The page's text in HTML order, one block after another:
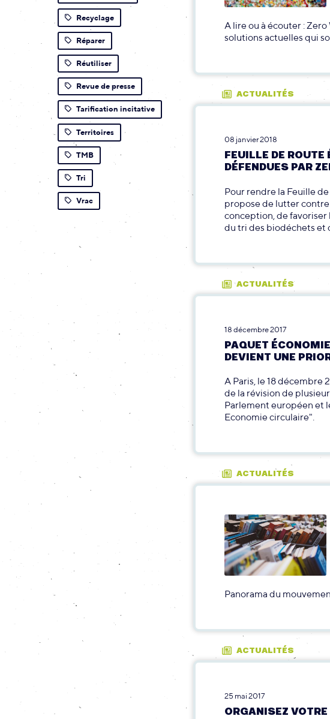
Recyclage
Réparer
Réutiliser
Revue de presse
Tarification incitative
Territoires
TMB
Tri
Vrac
A lire ou à écouter :
solutions actuelles qui
ACTUALITÉS
08 janvier 2018
FEUILLE DE
DÉFENDUES PAR
Pour rendre la Feuille
propose de lutter
conception, de favoriser
du tri des biodéchets et
ACTUALITÉS
18 décembre 2017
PAQUET
DEVIENT UNE
A Paris, le 18 décembre
de la révision de
Parlement européen et
Economie circulaire".
ACTUALITÉS
Panorama du
ACTUALITÉS
25 mai 2017
ORGANISEZ